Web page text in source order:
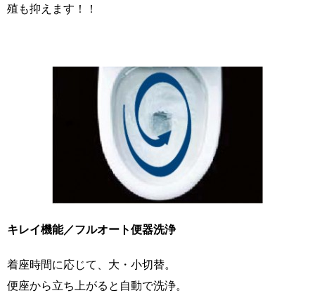
殖も抑えます！！
キレイ機能／フルオート便器洗浄
着座時間に応じて、大・小切替。
便座から立ち上がると自動で洗浄。